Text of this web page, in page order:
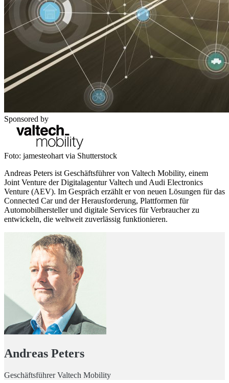
Sponsored by
Foto: jamesteohart via Shutterstock
Andreas Peters ist Geschäftsführer von Valtech Mobility, einem
Joint Venture der Digitalagentur Valtech und Audi Electronics
Venture (AEV). Im Gespräch erzählt er von neuen Lösungen für das
Connected Car und der Herausforderung, Plattformen für
Automobilhersteller und digitale Services für Verbraucher zu
entwickeln, die weltweit zuverlässig funktionieren.
Andreas Peters
Geschäftsführer Valtech Mobility